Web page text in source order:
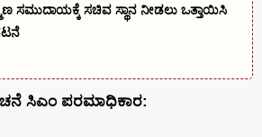
ಸಮುದಾಯಕ್ಕೆ ಸಚಿವ ಸ್ಥಾನ ನೀಡಲು ಒತ್ತಾಯಿಸಿ
ಸಿಎಂ ಪರಮಾಧಿಕಾರ: